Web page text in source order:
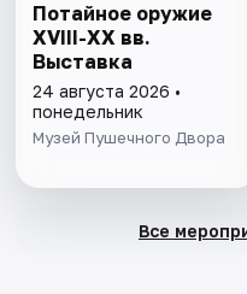
Потайное оружие
XVIII-XX вв.
Выставка
24 августа 2026 •
понедельник
Музей Пушечного Двора
Все